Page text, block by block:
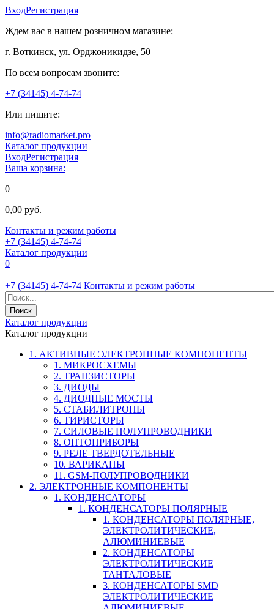
ВходРегистрация
Ждем вас в нашем розничном магазине:
г. Воткинск, ул. Орджоникидзе, 50
По всем вопросам звоните:
+7 (34145) 4-74-74
Или пишите:
info@radiomarket.pro
Каталог продукции
ВходРегистрация
Ваша корзина:
0
0,00 руб.
Контакты и режим работы
+7 (34145) 4-74-74
Каталог продукции
0
+7 (34145) 4-74-74 Контакты и режим работы
Каталог продукции
Каталог продукции
1. АКТИВНЫЕ ЭЛЕКТРОННЫЕ КОМПОНЕНТЫ
1. МИКРОСХЕМЫ
2. ТРАНЗИСТОРЫ
3. ДИОДЫ
4. ДИОДНЫЕ МОСТЫ
5. СТАБИЛИТРОНЫ
6. ТИРИСТОРЫ
7. СИЛОВЫЕ ПОЛУПРОВОДНИКИ
8. ОПТОПРИБОРЫ
9. РЕЛЕ ТВЕРДОТЕЛЬНЫЕ
10. ВАРИКАПЫ
11. GSM-ПОЛУПРОВОДНИКИ
2. ЭЛЕКТРОННЫЕ КОМПОНЕНТЫ
1. КОНДЕНСАТОРЫ
1. КОНДЕНСАТОРЫ ПОЛЯРНЫЕ
1. КОНДЕНСАТОРЫ ПОЛЯРНЫЕ,
ЭЛЕКТРОЛИТИЧЕСКИЕ,
АЛЮМИНИЕВЫЕ
2. КОНДЕНСАТОРЫ
ЭЛЕКТРОЛИТИЧЕСКИЕ
ТАНТАЛОВЫЕ
3. КОНДЕНСАТОРЫ SMD
ЭЛЕКТРОЛИТИЧЕСКИЕ